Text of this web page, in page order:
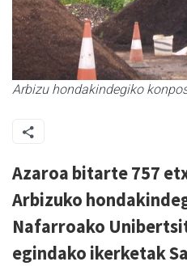
Arbizu hondakindegiko
Azaroa bitarte 757
Arbizuko
Nafarroako
egindako ikerketak